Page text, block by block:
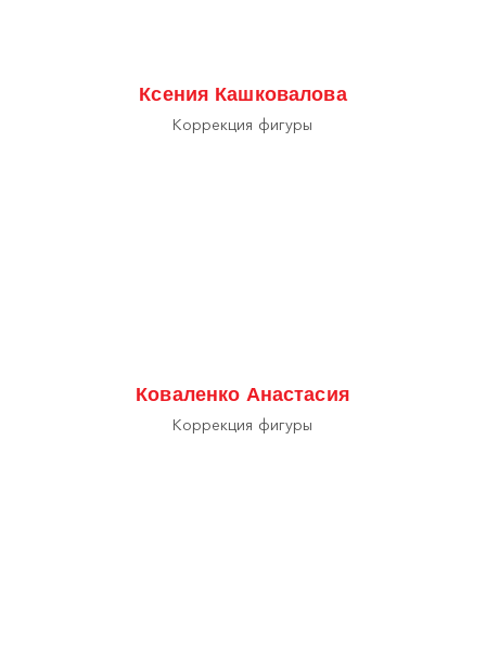
Ксения Кашковалова
Коррекция фигуры
Коваленко Анастасия
Коррекция фигуры